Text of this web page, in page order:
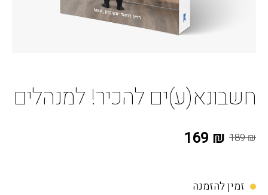
חשבונא(ע)ים להכיר! למנהלים
₪ 189
₪ 169
זמין להזמנה